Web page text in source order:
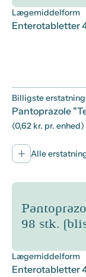
Lægemiddelform
Enterotabletter
Billigste erstatning
Pantoprazole
(0,62 kr. pr. enhed)
Alle
Pantoprazol "KRKA" 40 mg /
98 stk.
Lægemiddelform
Enterotabletter